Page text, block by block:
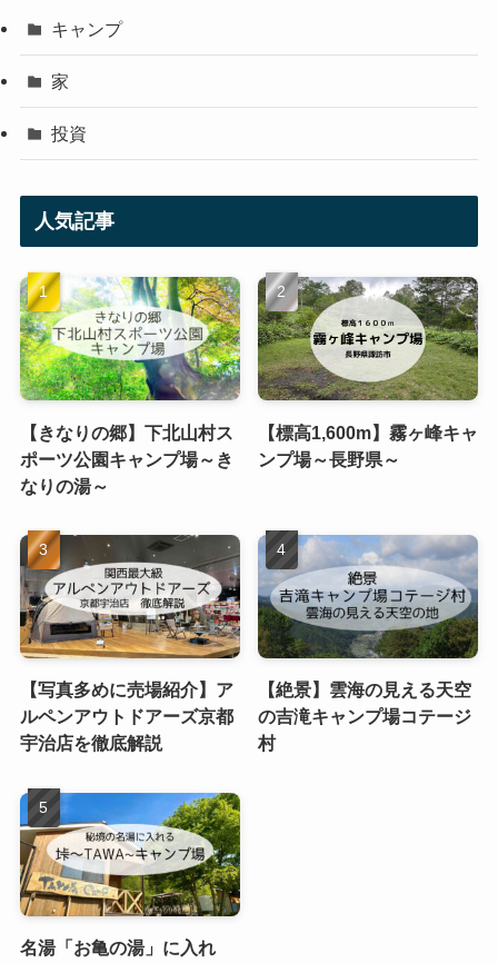
キャンプ
家
投資
人気記事
【きなりの郷】下北山村ス
ポーツ公園キャンプ場～き
なりの湯～
【標高1,600m】霧ヶ峰キャ
ンプ場～長野県～
【写真多めに売場紹介】ア
ルペンアウトドアーズ京都
宇治店を徹底解説
【絶景】雲海の見える天空
の吉滝キャンプ場コテージ
村
名湯「お亀の湯」に入れ